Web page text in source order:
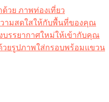
ด้วย ภาพท่องเที่ยว
ามสดใสให้กับพื้นที่ของคุณ
บรรยากาศใหม่ให้เข้ากับคุณ
ยรูปภาพใส่กรอบพร้อมแขวน​